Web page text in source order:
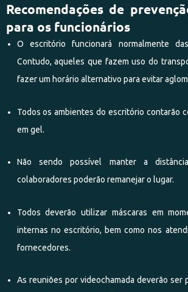
Recomendações de
para os funcionários
O escritório funcionará normalmente
Contudo, aqueles que fazem uso do
fazer um horário alternativo para evitar
Todos os ambientes do escritório contarão
em gel.
Não sendo possível manter a
colaboradores poderão remanejar o lugar.
Todos deverão utilizar máscaras em
internas no escritório, bem como nos
fornecedores.
As reuniões por videochamada deverão ser